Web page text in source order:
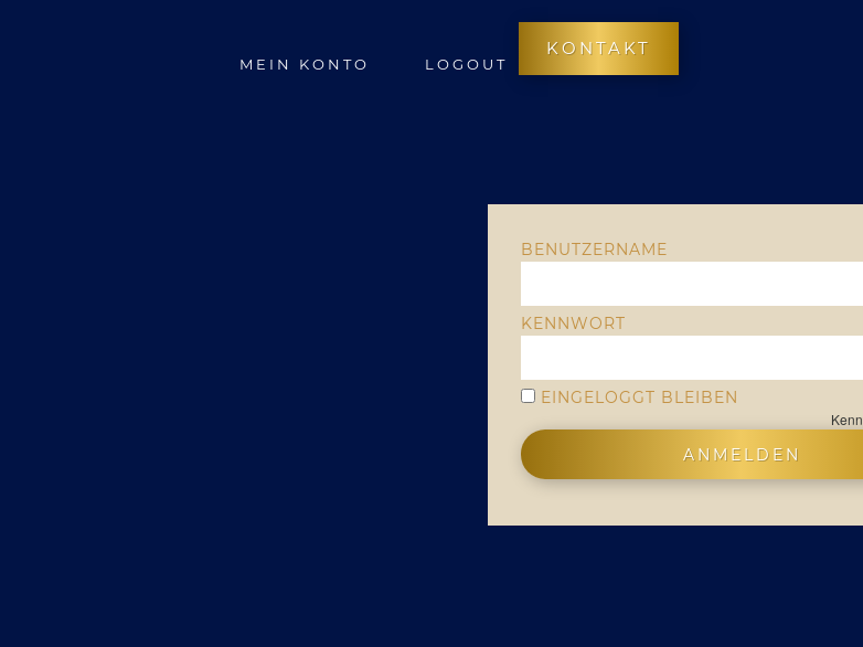
MEIN KONTO LOGOUT
KONTAKT
BENUTZERNAME
KENNWORT
EINGELOGGT BLEIBEN